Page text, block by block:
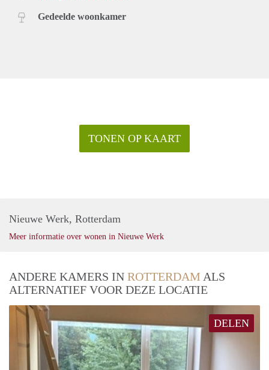
Gedeelde woonkamer
TONEN OP KAART
Nieuwe Werk, Rotterdam
Meer informatie over wonen in Nieuwe Werk
ANDERE KAMERS IN ROTTERDAM ALS
ALTERNATIEF VOOR DEZE LOCATIE
DELEN